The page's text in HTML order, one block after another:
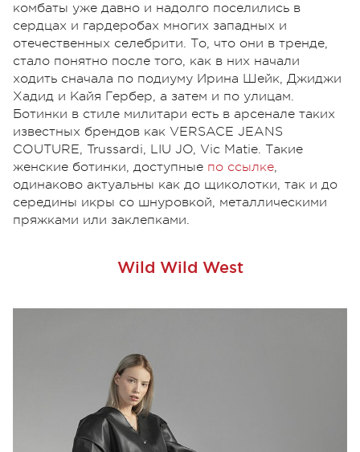
комбаты уже давно и надолго поселились в
сердцах и гардеробах многих западных и
отечественных селебрити. То, что они в тренде,
стало понятно после того, как в них начали
ходить сначала по подиуму Ирина Шейк, Джиджи
Хадид и Кайя Гербер, а затем и по улицам.
Ботинки в стиле милитари есть в арсенале таких
известных брендов как VERSACE JEANS
COUTURE, Trussardi, LIU JO, Vic Matie. Такие
женские ботинки, доступные по ссылке
одинаково актуальны как до щиколотки, так и до
середины икры со шнуровкой, металлическими
пряжками или заклепками.
Wild Wild West